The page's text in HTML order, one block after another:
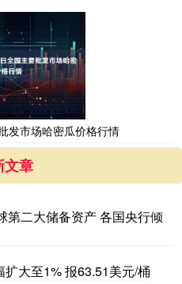
发市场哈密瓜价格行情
文章
第二大储备资产 各国央行倾
大至1% 报63.51美元/桶